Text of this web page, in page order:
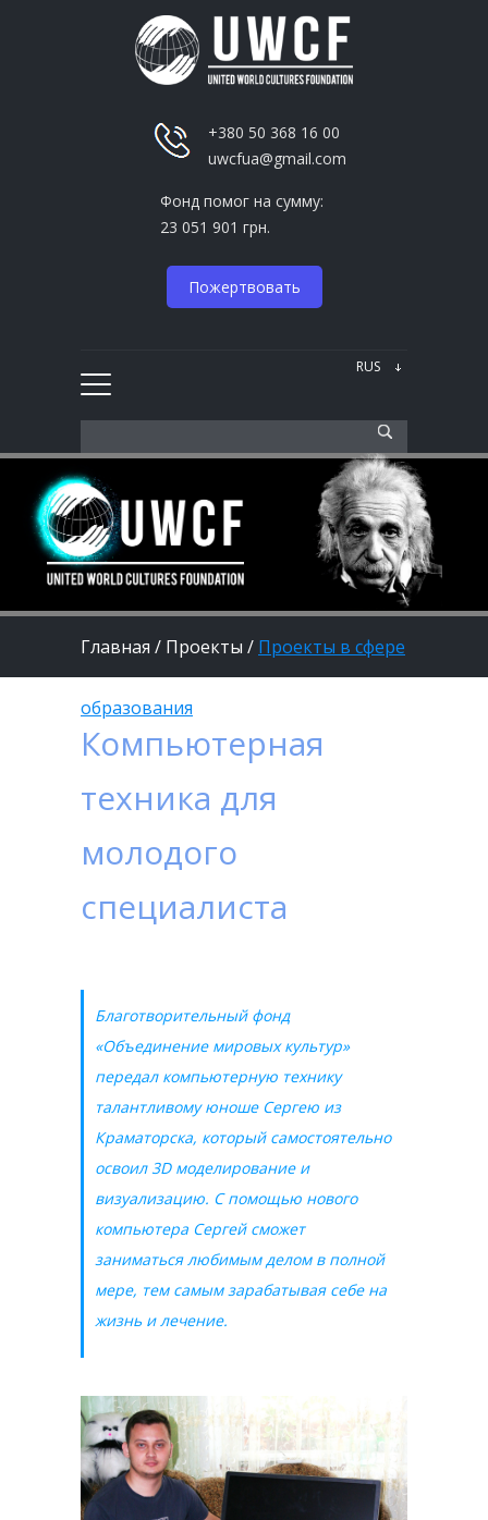
+380 50 368 16 00
uwcfua@gmail.com
Фонд помог на сумму:
23 051 901 грн.
Пожертвовать
Главная / Проекты / Проекты в сфере
образования
Компьютерная
техника для
молодого
специалиста
Благотворительный фонд
«Объединение мировых культур»
передал компьютерную технику
талантливому юноше Сергею из
Краматорска, который самостоятельно
освоил 3D моделирование и
визуализацию. С помощью нового
компьютера Сергей сможет
заниматься любимым делом в полной
мере, тем самым зарабатывая себе на
жизнь и лечение.